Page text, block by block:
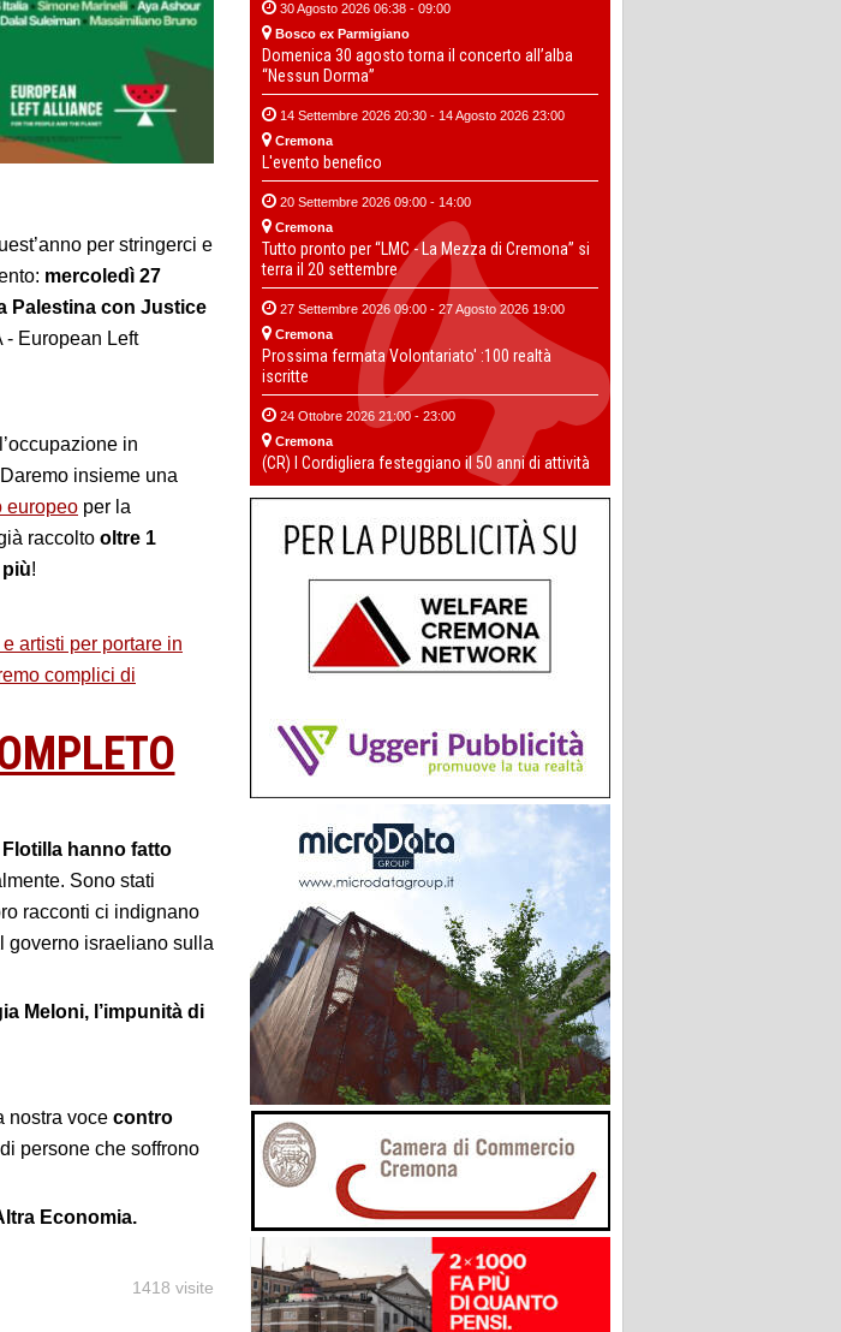
per stringerci e
mercoledì 27
Palestina con Justice
- European Left
in
insieme una
europeo per la
raccolto oltre 1
!
artisti per portare in
complici di
hanno fatto
Sono stati
racconti ci indignano
governo israeliano sulla
Meloni, l’impunità di
nostra voce contro
persone che soffrono
Economia.
1418 visite
30 Agosto 2026 06:38 - 09:00
Bosco ex Parmigiano
Domenica 30 agosto torna il concerto all’alba
“Nessun Dorma”
14 Settembre 2026 20:30 - 14 Agosto 2026 23:00
Cremona
L'evento benefico
20 Settembre 2026 09:00 - 14:00
Cremona
Tutto pronto per “LMC - La Mezza di Cremona” si
terra il 20 settembre
27 Settembre 2026 09:00 - 27 Agosto 2026 19:00
Cremona
Prossima fermata Volontariato' :100 realtà
iscritte
24 Ottobre 2026 21:00 - 23:00
Cremona
(CR) I Cordigliera festeggiano il 50 anni di attività